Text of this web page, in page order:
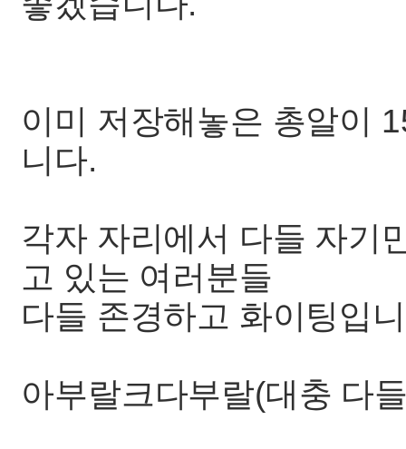
이미 저장해놓은 총알이
니다.
각자 자리에서 다들 자기
고 있는 여러분들
다들 존경하고 화이팅입
아부랄크다부랄(대충 다